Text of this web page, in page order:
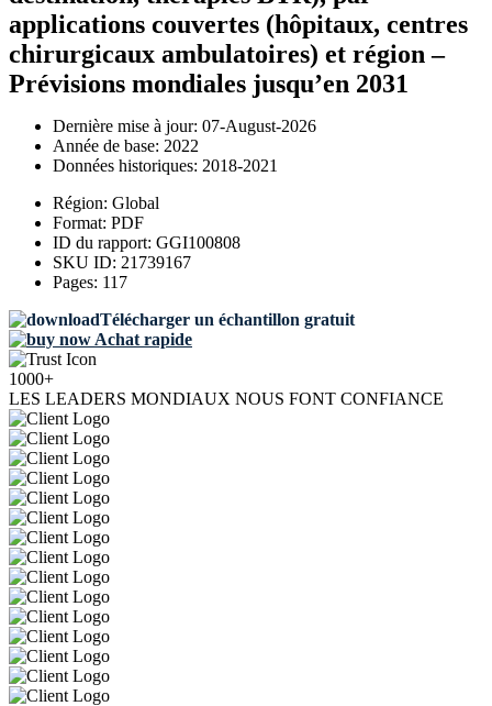
applications couvertes (hôpitaux, centres
chirurgicaux ambulatoires) et région –
Prévisions mondiales jusqu’en 2031
Dernière mise à jour: 07-August-2026
Année de base: 2022
Données historiques: 2018-2021
Région: Global
Format: PDF
ID du rapport: GGI100808
SKU ID: 21739167
Pages: 117
Télécharger un échantillon gratuit
Achat rapide
1000+
LES LEADERS MONDIAUX NOUS FONT CONFIANCE